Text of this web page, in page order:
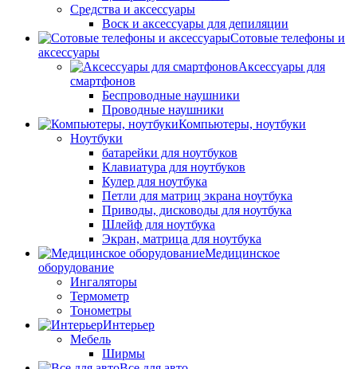
Средства и аксессуары
Воск и аксессуары для депиляции
Сотовые телефоны и
аксессуары
Аксессуары для
смартфонов
Беспроводные наушники
Проводные наушники
Компьютеры, ноутбуки
Ноутбуки
батарейки для ноутбуков
Клавиатура для ноутбуков
Кулер для ноутбука
Петли для матриц экрана ноутбука
Приводы, дисководы для ноутбука
Шлейф для ноутбука
Экран, матрица для ноутбука
Медицинское
оборудование
Ингаляторы
Термометр
Тонометры
Интерьер
Мебель
Ширмы